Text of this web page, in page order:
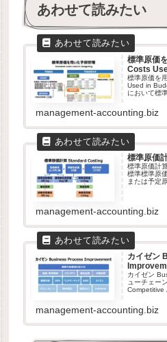
あわせて読みたい
標準原価
Costs
標準原価を
Used in
において標
（budgeted
management-accounting.biz
標準原価
標準原価計
標準標準原
または予定
management-accounting.biz
カイゼン
カイゼン
ューチェー
Competitive
競争優位を
management-accounting.biz